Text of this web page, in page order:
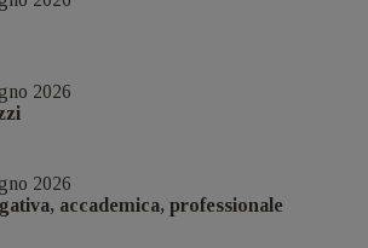
2026
2026
accademica, professionale